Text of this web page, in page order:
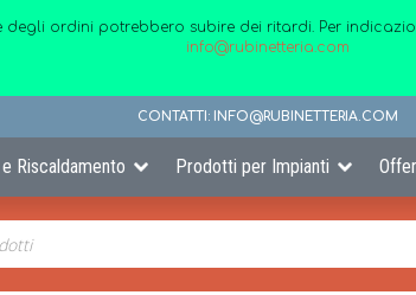
degli ordini potrebbero subire dei ritardi. Per
info@rubinetteria.com
CONTATTI: INFO@RUBINETTERIA.COM
Riscaldamento Prodotti per Impianti